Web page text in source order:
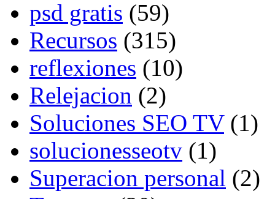
psd gratis (59)
Recursos (315)
reflexiones (10)
Relejacion (2)
Soluciones SEO TV(1)
solucionesseotv (1)
Superacion personal (2)